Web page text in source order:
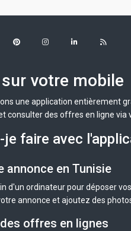
sur votre mobile
une application entièrement
consulter des offres en ligne
je faire avec
annonce en Tunisie
d'un ordinateur pour déposer
annonce et ajoutez des
offres en lignes